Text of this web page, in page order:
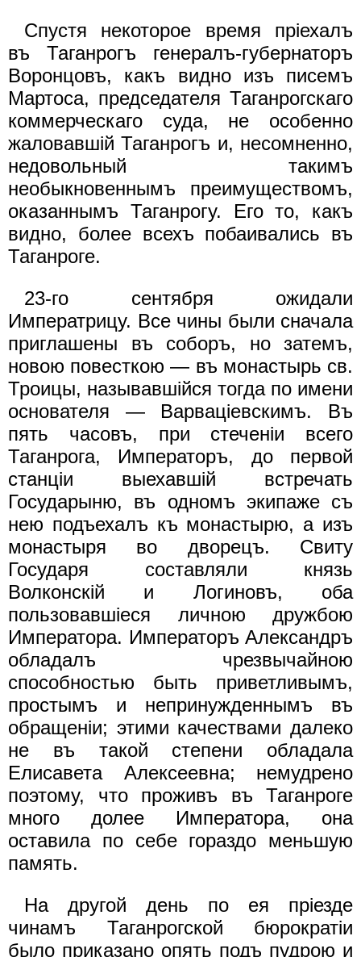
Спустя некоторое время прiехалъ
въ Таганрогъ генералъ-губернаторъ
Воронцовъ, какъ видно изъ писемъ
Мартоса, председателя Таганрогскаго
коммерческаго суда, не особенно
жаловавшiй Таганрогъ и, несомненно,
недовольный такимъ
необыкновеннымъ преимуществомъ,
оказаннымъ Таганрогу. Его то, какъ
видно, более всехъ побаивались въ
Таганроге.
23-го сентября ожидали
Императрицу. Все чины были сначала
приглашены въ соборъ, но затемъ,
новою повесткою — въ монастырь св.
Троицы, называвшiйся тогда по имени
основателя — Варвацiевскимъ. Въ
пять часовъ, при стеченiи всего
Таганрога, Императоръ, до первой
станцiи выехавшiй встречать
Государыню, въ одномъ экипаже съ
нею подъехалъ къ монастырю, а изъ
монастыря во дворецъ. Свиту
Государя составляли князь
Волконскiй и Логиновъ, оба
пользовавшiеся личною дружбою
Императора. Императоръ Александръ
обладалъ чрезвычайною
способностью быть приветливымъ,
простымъ и непринужденнымъ въ
обращенiи; этими качествами далеко
не въ такой степени обладала
Елисавета Алексеевна; немудрено
поэтому, что проживъ въ Таганроге
много долее Императора, она
оставила по себе гораздо меньшую
память.
На другой день по ея прiезде
чинамъ Таганрогской бюрократiи
было приказано опять подъ пудрою и